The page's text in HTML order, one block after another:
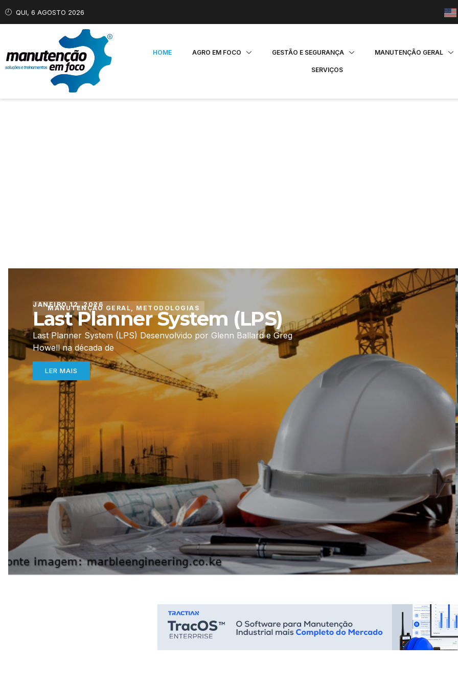
QUI, 6 AGOSTO 2026
HOME AGRO EM FOCO GESTÃO E SEGURANÇA MANUTENÇÃO GERAL
SERVIÇOS
MANUTENÇÃO GERAL, METODOLOGIAS
JANEIRO 12, 2026
Last Planner System (LPS)
Last Planner System (LPS) Desenvolvido por Glenn Ballard e Greg
Howell na década de
LER MAIS